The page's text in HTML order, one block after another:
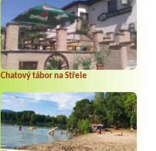
Chatový tábor na Střele